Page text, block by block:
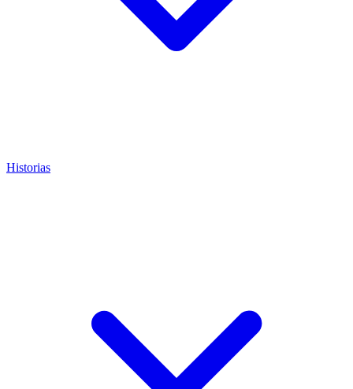
Historias